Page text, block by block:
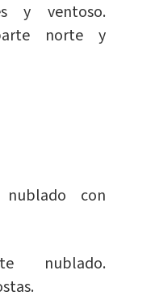
y ventoso.
norte y
nublado con
nublado.